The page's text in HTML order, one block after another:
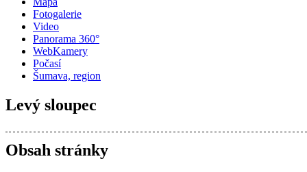
Fotogalerie
Video
Panorama 360°
WebKamery
Počasí
Šumava, region
Levý sloupec
Obsah stránky